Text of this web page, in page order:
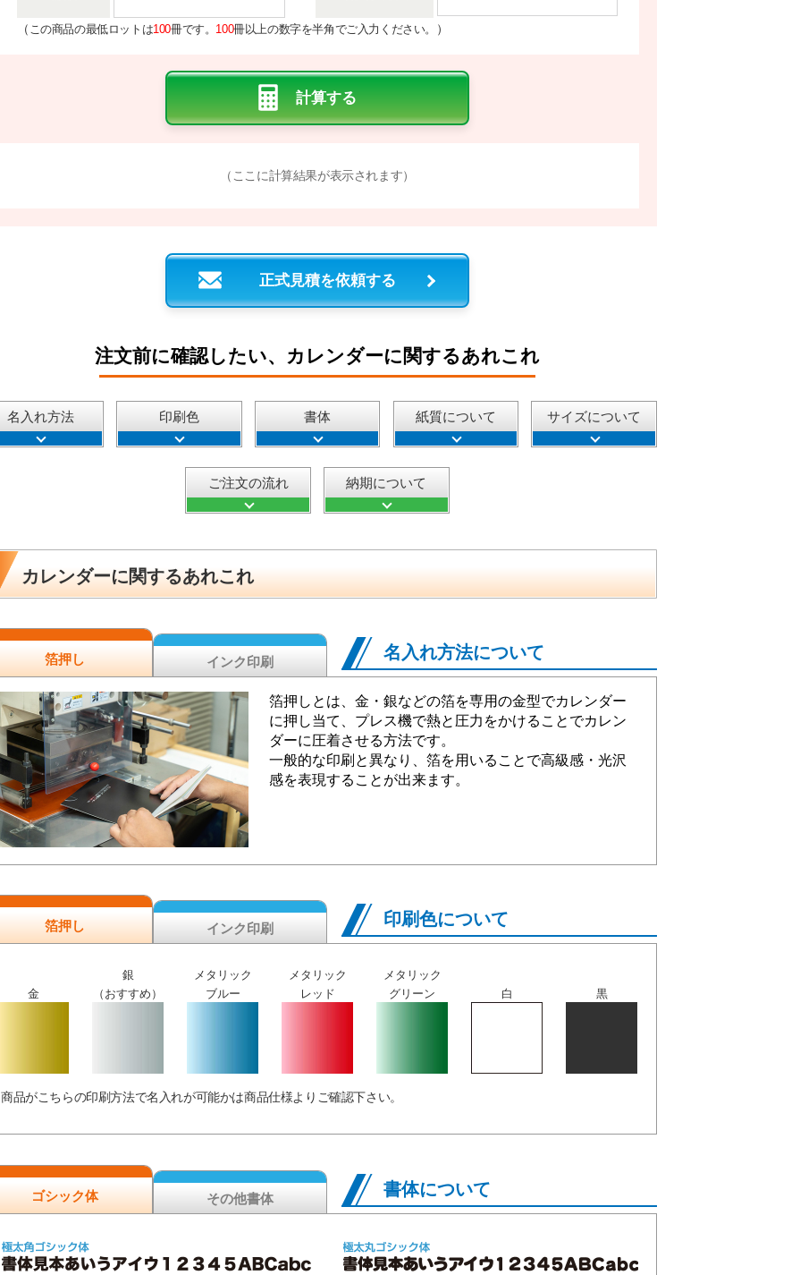
（ この商品の最低ロットは100冊です。 100冊以上の数字を半角でご入力ください。 ）
（ここに計算結果が表示されます）
正式見積を依頼する
注文前に確認したい、カレンダーに関するあれこれ
名入れ方法 印刷色 書体 紙質について サイズについて
ご注文の流れ 納期について
カレンダーに関するあれこれ
名入れ方法について
箔押し インク印刷
箔押しとは、金・銀などの箔を専用の金型でカレンダー
に押し当て、プレス機で熱と圧力をかけることでカレン
ダーに圧着させる方法です。
一般的な印刷と異なり、箔を用いることで高級感・光沢
感を表現することが出来ます。
印刷色について
箔押し インク印刷
金
銀
（おすすめ）
メタリック
ブルー
メタリック
レッド
メタリック
グリーン
白 黒
商品がこちらの印刷方法で名入れが可能かは商品仕様よりご確認下さい。
書体について
ゴシック体 その他書体